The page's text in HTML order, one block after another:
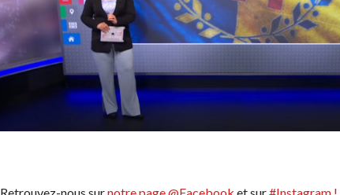
Retrouvez-nous surnotre page @Facebook et sur#Instagram !